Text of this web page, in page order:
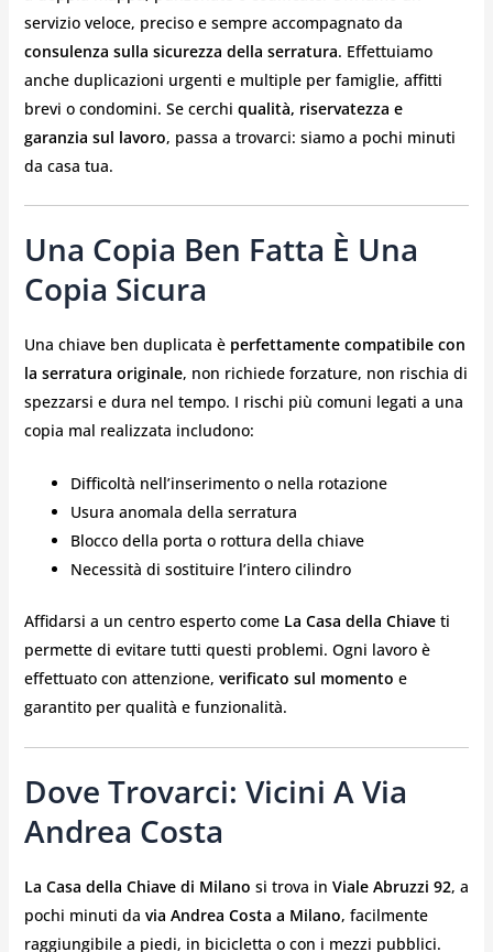
servizio veloce, preciso e sempre accompagnato da
consulenza sulla sicurezza della serratura. Effettuiamo
anche duplicazioni urgenti e multiple per famiglie, affitti
brevi o condomini. Se cerchi qualità, riservatezza e
garanzia sul lavoro, passa a trovarci: siamo a pochi minuti
da casa tua.
Una Copia Ben Fatta È Una
Copia Sicura
Una chiave ben duplicata è perfettamente compatibile con
la serratura originale, non richiede forzature, non rischia di
spezzarsi e dura nel tempo. I rischi più comuni legati a una
copia mal realizzata includono:
Difficoltà nell’inserimento o nella rotazione
Usura anomala della serratura
Blocco della porta o rottura della chiave
Necessità di sostituire l’intero cilindro
Affidarsi a un centro esperto come La Casa della Chiaveti
permette di evitare tutti questi problemi. Ogni lavoro è
effettuato con attenzione, verificato sul momento e
garantito per qualità e funzionalità.
Dove Trovarci: Vicini A Via
Andrea Costa
La Casa della Chiave di Milano si trova in Viale Abruzzi 92, a
pochi minuti da via Andrea Costa a Milano, facilmente
raggiungibile a piedi, in bicicletta o con i mezzi pubblici.